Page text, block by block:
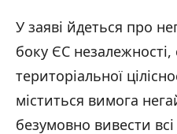
У заяві йдеться про
боку ЄС незалежності,
територіальної
міститься вимога
безумовно вивести всі